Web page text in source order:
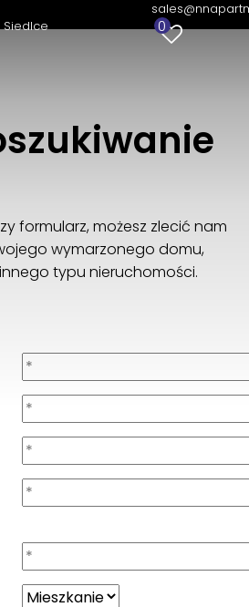
Siedlce 0
formularz, możesz zlecić nam
wymarzonego domu,
typu nieruchomości.